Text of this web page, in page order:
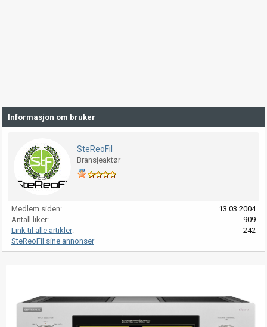
Informasjon om bruker
SteReoFil
Bransjeaktør
Medlem siden
13.03.2004
Antall liker
909
Link til alle artikler
242
SteReoFil sine annonser